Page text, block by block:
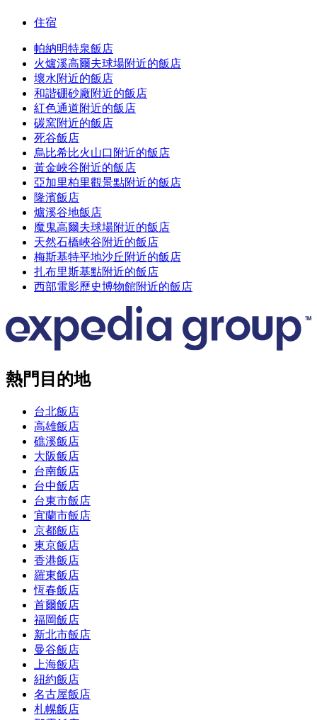
住宿
帕納明特泉飯店
火爐溪高爾夫球場附近的飯店
壞水附近的飯店
和諧硼砂廠附近的飯店
紅色通道附近的飯店
碳窯附近的飯店
死谷飯店
烏比希比火山口附近的飯店
黃金峽谷附近的飯店
亞加里柏里觀景點附近的飯店
隆濱飯店
爐溪谷地飯店
魔鬼高爾夫球場附近的飯店
天然石橋峽谷附近的飯店
梅斯基特平地沙丘附近的飯店
扎布里斯基點附近的飯店
西部電影歷史博物館附近的飯店
熱門目的地
台北飯店
高雄飯店
礁溪飯店
大阪飯店
台南飯店
台中飯店
台東市飯店
宜蘭市飯店
京都飯店
東京飯店
香港飯店
羅東飯店
恆春飯店
首爾飯店
福岡飯店
新北市飯店
曼谷飯店
上海飯店
紐約飯店
名古屋飯店
札幌飯店